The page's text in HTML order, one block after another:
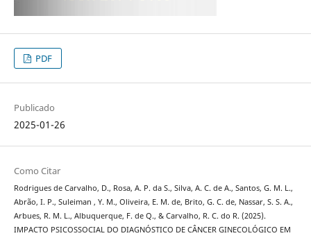
PDF
Publicado
2025-01-26
Como Citar
Rodrigues de Carvalho, D., Rosa, A. P. da S., Silva, A. C. de A., Santos, G. M. L.,
Abrão, I. P., Suleiman , Y. M., Oliveira, E. M. de, Brito, G. C. de, Nassar, S. S. A.,
Arbues, R. M. L., Albuquerque, F. de Q., & Carvalho, R. C. do R. (2025).
IMPACTO PSICOSSOCIAL DO DIAGNÓSTICO DE CÂNCER GINECOLÓGICO EM